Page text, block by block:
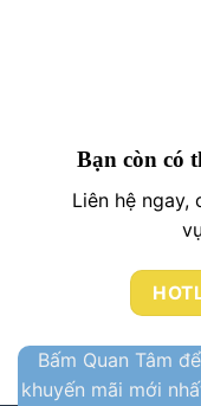
Bạn còn có
Liên hệ ngay,
Bấm Quan Tâm
khuyến mãi mới